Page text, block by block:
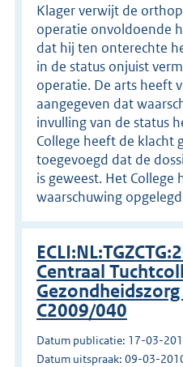
Klager verwijt de
operatie onvoldoende
dat hij ten onterechte
in de status onjuist
operatie. De arts heeft
aangegeven dat
invulling van de status
College heeft de klacht
toegevoegd dat de
is geweest. Het College
waarschuwing
Centraal
C2009/040
Datum publicatie: 17-03-
Datum uitspraak: 09-03-